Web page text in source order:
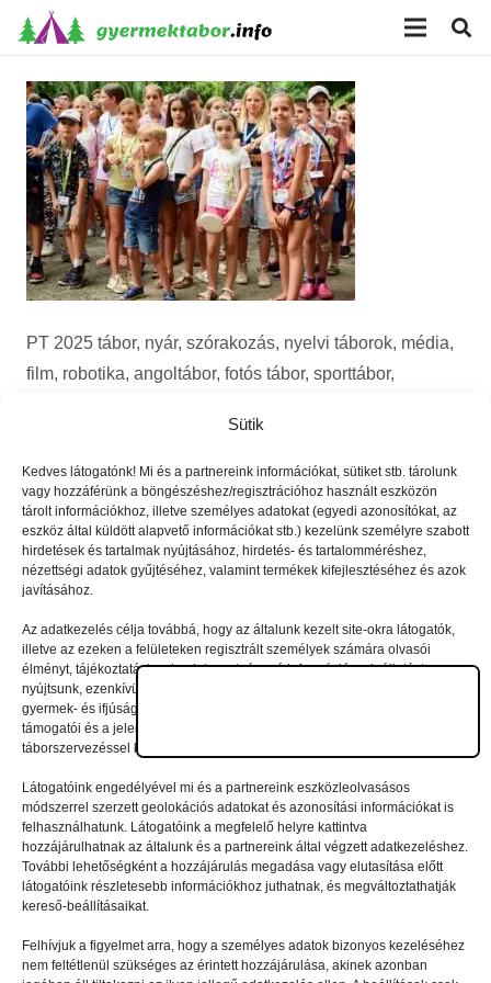
Sütik
Kedves látogatónk! Mi és a partnereink információkat, sütiket stb. tárolunk
vagy hozzáférünk a böngészéshez/regisztrációhoz használt eszközön
tárolt információkhoz, illetve személyes adatokat (egyedi azonosítókat, az
eszköz által küldött alapvető információkat stb.) kezelünk személyre szabott
hirdetések és tartalmak nyújtásához, hirdetés- és tartalomméréshez,
nézettségi adatok gyűjtéséhez, valamint termékek kifejlesztéséhez és azok
javításához.
Az adatkezelés célja továbbá, hogy az általunk kezelt site-okra látogatók,
illetve az ezeken a felületeken regisztrált személyek számára olvasói
élményt, tájékoztatást, valamint szerteágazó információszolgáltatást
nyújtsunk, ezenkívül – jelentkezési szándék/regisztráció esetén – a nyári
gyermek- és ifjúsági táborainkban való részvételhez biztosítsuk a
támogatói és a jelentkezési, valamint a számlázási feltételeket és a
táborszervezéssel kapcsolatos kommunikációt.
Látogatóink engedélyével mi és a partnereink eszközleolvasásos
módszerrel szerzett geolokációs adatokat és azonosítási információkat is
felhasználhatunk. Látogatóink a megfelelő helyre kattintva
hozzájárulhatnak az általunk és a partnereink által végzett adatkezeléshez.
További lehetőségként a hozzájárulás megadása vagy elutasítása előtt
látogatóink részletesebb információkhoz juthatnak, és megváltoztathatják
kereső-beállításaikat.
Felhívjuk a figyelmet arra, hogy a személyes adatok bizonyos kezeléséhez
nem feltétlenül szükséges az érintett hozzájárulása, akinek azonban
PT 2025 tábor, nyár, szórakozás, nyelvi táborok, média,
film, robotika, angoltábor, fotós tábor, sporttábor,
játéktábor, programozás, kézművestábor, kreativitás,
tőzsde, gazdaság, 3D, technika
Vélemény, hozzászólás?
*karakterrel jelöltük